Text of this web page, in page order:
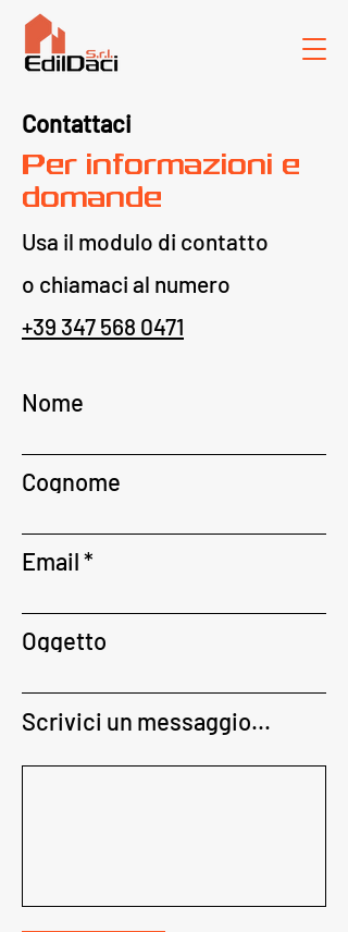
Contattaci
Per informazioni e
domande
Usa il modulo di contatto
o chiamaci al numero
+39 347 568 0471
Nome
Cognome
Email
Oggetto
Scrivici un messaggio...